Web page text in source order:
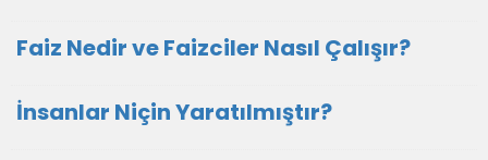
Faiz Nedir ve Faizciler Nasıl Çalışır?
İnsanlar Niçin Yaratılmıştır?